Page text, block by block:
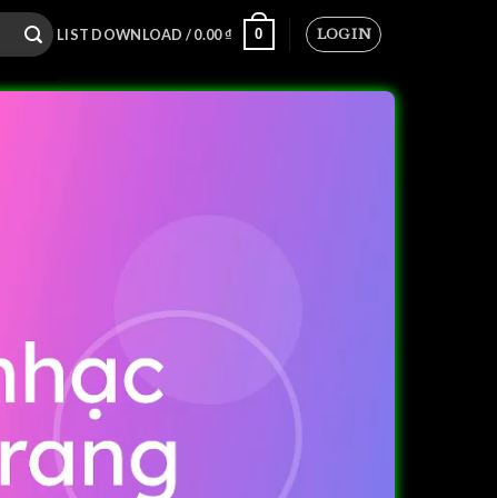
LIST DOWNLOAD /0.00₫ 0 LOGIN